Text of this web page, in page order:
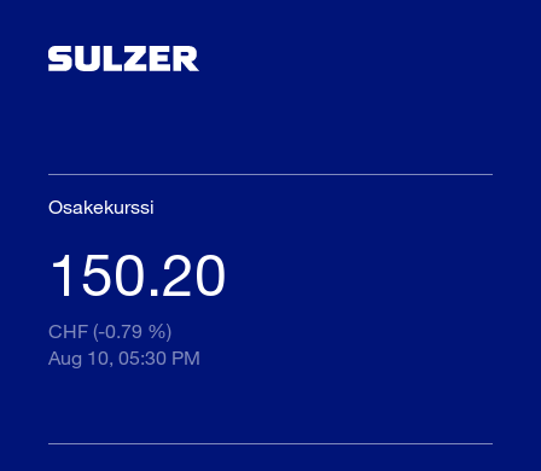
Osakekurssi
150.20
CHF (-0.79 %)
Aug 10, 05:30 PM